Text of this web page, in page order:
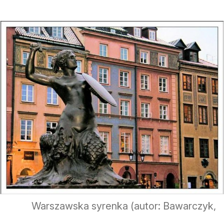
Warszawska syrenka (autor: Bawarczyk,